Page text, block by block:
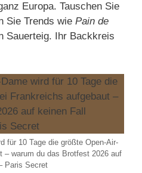
Europa. Tauschen Sie
Sie Trends wie Pain de
Sauerteig. Ihr Backkreis
für 10 Tage die größte Open-Air-
– warum du das Brotfest 2026 auf
Paris Secret